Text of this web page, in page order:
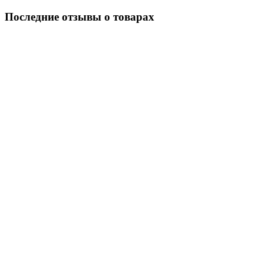
Последние отзывы о товарах